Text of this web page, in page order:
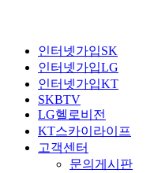
인터넷가입SK
인터넷가입LG
인터넷가입KT
SKBTV
LG헬로비전
KT스카이라이프
고객센터
문의게시판